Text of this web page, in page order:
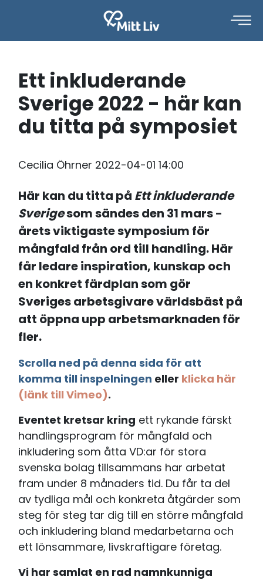
Ett inkluderande
Sverige 2022 - här kan
du titta på symposiet
Cecilia Öhrner 2022-04-01 14:00
Här kan du titta på Ett inkluderande
Sverigesom sändes den 31 mars -
årets viktigaste symposium för
mångfald från ord till handling.Här
får ledare inspiration, kunskap och
en konkret färdplan som gör
Sveriges arbetsgivare världsbäst på
att öppna upp arbetsmarknaden för
fler.
Scrolla ned på denna sida för att
komma till inspelningen eller klicka här
(länk till Vimeo).
Eventet kretsar kring ett rykande färskt
handlingsprogram för mångfald och
inkludering som åtta VD:ar för stora
svenska bolag tillsammans har arbetat
fram under 8 månaders tid. Du får ta del
av tydliga mål och konkreta åtgärder som
steg för steg tar dig till en större mångfald
och inkludering bland medarbetarna och
ett lönsammare, livskraftigare företag.
Vi har samlat en rad namnkunniga